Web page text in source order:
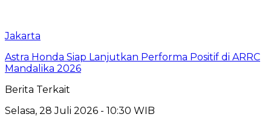
Jakarta
Astra Honda Siap Lanjutkan Performa Positif di ARRC
Mandalika 2026
Berita Terkait
Selasa, 28 Juli 2026 - 10:30 WIB